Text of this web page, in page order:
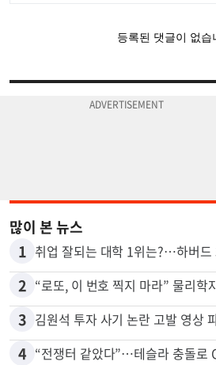
많이 본 뉴스
1 취업 잘되는 대학 1위는?…하버드
2 “로또, 이 번호 찍지 마라” 물리학
3 김원석 투자 사기 논란 고발 영상
4 “전쟁터 같았다”…테슬라 충돌로